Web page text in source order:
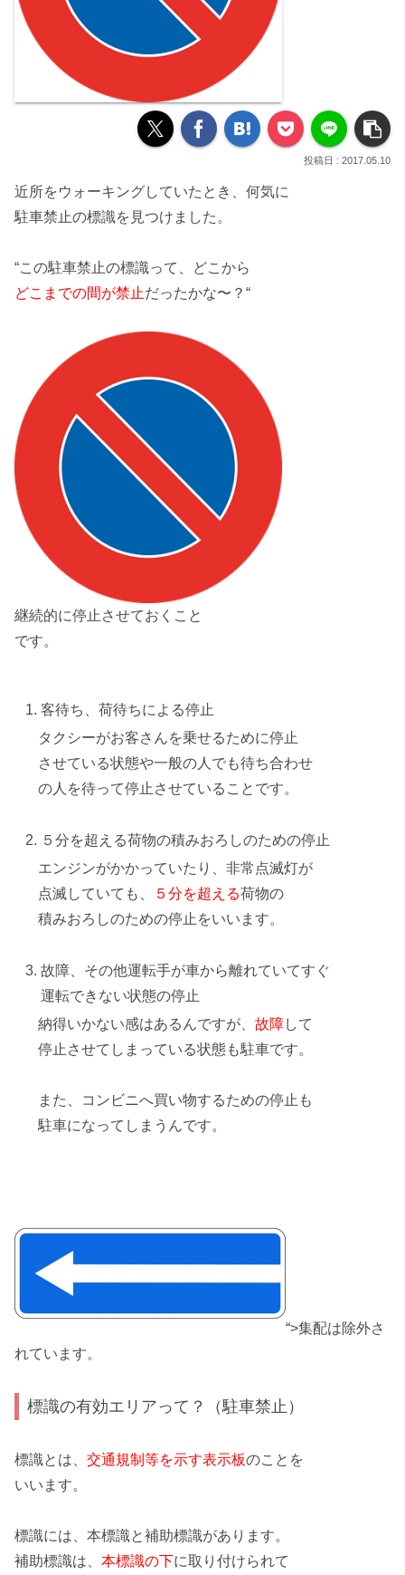
2017.05.10
近所をウォーキングしていたとき、何気に
駐車禁止の標識を見つけました。
“この駐車禁止の標識って、どこから
どこまでの間が禁止だったかな〜？“
継続的に停止させておくこと
です。
客待ち、荷待ちによる停止
タクシーがお客さんを乗せるために停止
させている状態や一般の人でも待ち合わせ
の人を待って停止させていることです。
５分を超える荷物の積みおろしのための停止
エンジンがかかっていたり、非常点滅灯が
点滅していても、
５分を超える荷物の
積みおろしのための停止をいいます。
故障、その他運転手が車から離れていてすぐ
運転できない状態の停止
納得いかない感はあるんですが、 故障して
停止させてしまっている状態も駐車です。
また、コンビニへ買い物するための停止 も
駐車になってしまうんです。
“>集配は除外さ
れています。
標識の有効エリアって？（駐車禁止）
標識とは、 交通規制等を示す表示板のことを
いいます。
標識には、 本標識と補助標識があります。
補助標識は、 本標識の下に取り付けられて